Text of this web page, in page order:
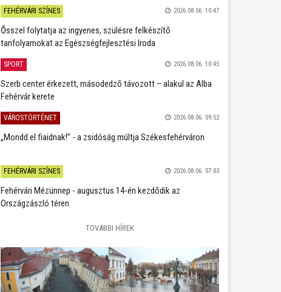
FEHÉRVÁRI SZÍNES 2026.08.06. 10:47
Ősszel folytatja az ingyenes, szülésre felkészítő
tanfolyamokat az Egészségfejlesztési Iroda
SPORT 2026.08.06. 10:45
Szerb center érkezett, másodedző távozott – alakul az Alba
Fehérvár kerete
VÁROSTÖRTÉNET 2026.08.06. 09:52
„Mondd el fiaidnak!” - a zsidóság múltja Székesfehérváron
FEHÉRVÁRI SZÍNES 2026.08.06. 07:03
Fehérvári Mézünnep - augusztus 14-én kezdődik az
Országzászló téren
TOVÁBBI HÍREK